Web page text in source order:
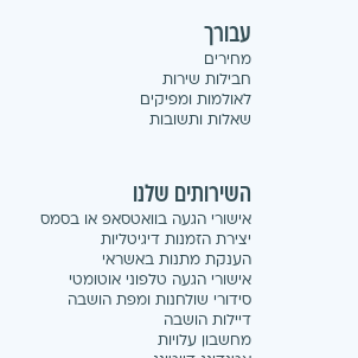
עבורך
מחירים
חבילות שירות
לאולמות ומפיקים
שאלות ותשובות
השירותים שלנו
אישורי הגעה בוואטסאפ או בסמס
יצירת הזמנות דיגיטליות
הענקת מתנות באשראי
אישורי הגעה טלפוני אוטומטי
סידורי שולחנות ומפת הושבה
דיילות הושבה
מחשבון עלויות